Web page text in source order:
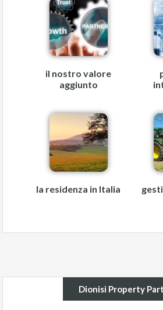
il nostro valore
aggiunto
la residenza in Italia
Dionisi Property